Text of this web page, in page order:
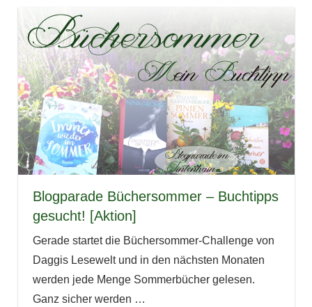
Blogparade Büchersommer – Buchtipps
gesucht! [Aktion]
Gerade startet die Büchersommer-Challenge von
Daggis Lesewelt und in den nächsten Monaten
werden jede Menge Sommerbücher gelesen.
Ganz sicher werden …